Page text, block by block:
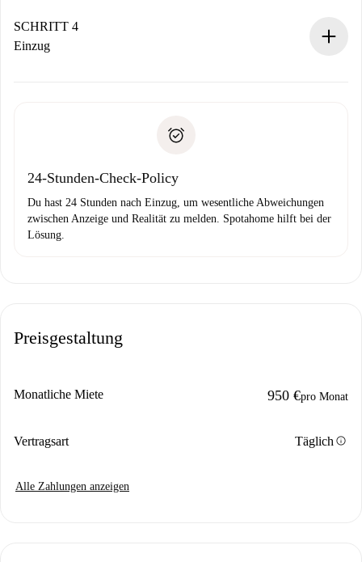
stellen den Kontakt her.
Wenn der Vermieter ablehnen muss, entstehen keine
SCHRITT 4
Einzug
24-Stunden-Check-Policy
Du hast 24 Stunden nach Einzug, um wesentliche Abweichungen
zwischen Anzeige und Realität zu melden. Spotahome hilft bei der
Lösung.
Preisgestaltung
Monatliche Miete 950 €pro Monat
Vertragsart Täglich info
Alle Zahlungen anzeigen